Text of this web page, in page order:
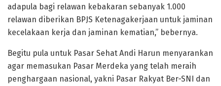
adapula bagi relawan kebakaran sebanyak 1.000
relawan diberikan BPJS Ketenagakerjaan untuk jaminan
kecelakaan kerja dan jaminan kematian,” bebernya.
Begitu pula untuk Pasar Sehat Andi Harun menyarankan
agar memasukan Pasar Merdeka yang telah meraih
penghargaan nasional, yakni Pasar Rakyat Ber-SNI dan